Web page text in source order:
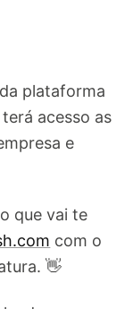
plataforma
acesso as
e
que vai te
com o
👋